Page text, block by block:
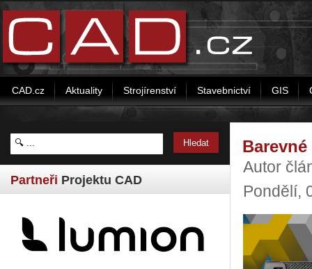
CAD.cz Aktuality Strojírenství Stavebnictví GIS
Partneři Projektu CAD
Autor
Pondělí,